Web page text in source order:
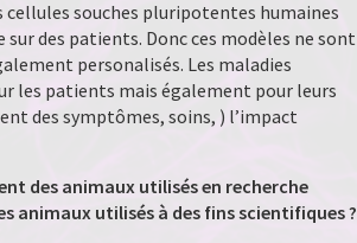
cellules souches pluripotentes humaines
des patients. Donc ces modèles ne sont
personalisés. Les maladies
les patients mais également pour leurs
des symptômes, soins, ) l’impact
des animaux utilisés en recherche
animaux utilisés à des fins scientifiques ?